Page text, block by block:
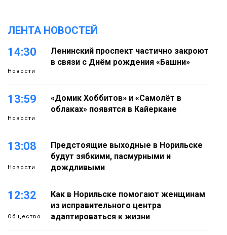
ЛЕНТА НОВОСТЕЙ
14:30
Новости
Ленинский проспект частично закроют
в связи с Днём рождения «Башни»
13:59
Новости
«Домик Хоббитов» и «Самолёт в
облаках» появятся в Кайеркане
13:08
Новости
Предстоящие выходные в Норильске
будут зябкими, пасмурными и
дождливыми
12:32
Общество
Как в Норильске помогают женщинам
из исправительного центра
адаптироваться к жизни